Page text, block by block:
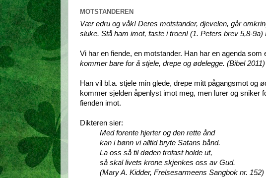
MOTSTANDEREN
Vær edru og våk! Deres motstander, djevelen, går
sluke. Stå ham imot, faste i troen! (1. Peters brev 5,8-9a)
Vi har en fiende, en motstander. Han har en agenda
kommer bare for å stjele, drepe og ødelegge. (Bibel 2011)
Han vil bl.a. stjele min glede, drepe mitt pågangsmot og
kommer sjelden åpenlyst imot meg, men lurer og sniker
fienden imot.
Dikteren sier:
Med forente hjerter og den rette ånd
kan i bønn vi alltid bryte Satans bånd.
La oss så til døden trofast holde ut,
så skal livets krone skjenkes oss av Gud.
(Mary A. Kidder, Frelsesarmeens Sangbok nr. 152)